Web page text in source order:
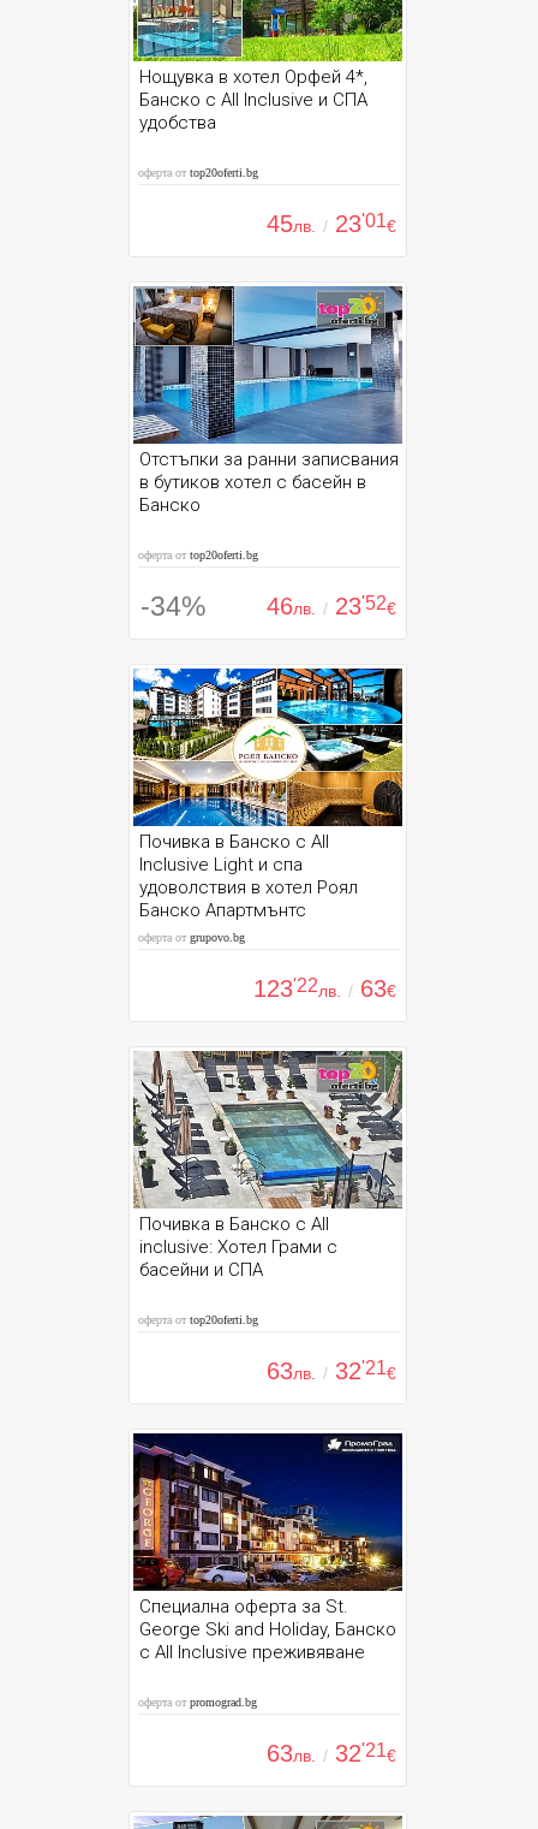
Нощувка в хотел Орфей 4*,
Банско с All Inclusive и СПА
удобства
оферта отtop20oferti.bg
45лв. / 23'01€
Отстъпки за ранни записвания
в бутиков хотел с басейн в
Банско
оферта отtop20oferti.bg
-34% 46лв. / 23'52€
Почивка в Банско с All
Inclusive Light и спа
удоволствия в хотел Роял
Банско Апартмънтс
оферта отgrupovo.bg
123'22лв. / 63€
Почивка в Банско с All
inclusive: Хотел Грами с
басейни и СПА
оферта отtop20oferti.bg
63лв. / 32'21€
Специална оферта за St.
George Ski and Holiday, Банско
с All Inclusive преживяване
оферта отpromograd.bg
63лв. / 32'21€